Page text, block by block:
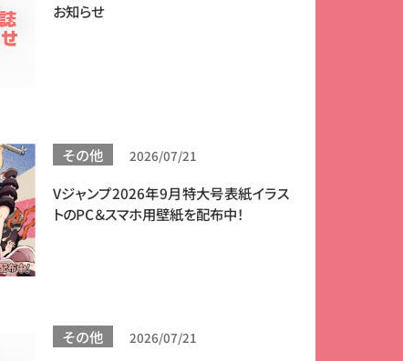
ユニオンアリーナ
お知らせ
その他 2026/07/21
Vジャンプ2026年9月特大号表紙イラス
トのPC＆スマホ用壁紙を配布中！
その他 2026/07/21